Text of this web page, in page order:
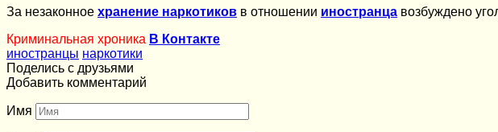
За незаконное хранение наркотиков в отношении иностранца возбуждено
Криминальная хроника В Контакте
иностранцы наркотики
Поделись с друзьями
Добавить комментарий
Имя